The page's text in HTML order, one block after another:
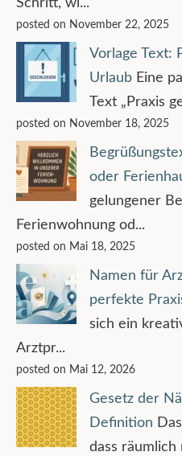
Schritt, wi...
posted on November 22, 2025
Vorlage Text:
Urlaub Eine
Text „Praxis
posted on November 18, 2025
oder
gelungener
Ferienwohnung od...
posted on Mai 18, 2025
Namen für
perfekte
sich ein
Arztpr...
posted on Mai 12, 2026
Gesetz der
Definition
dass räumlich